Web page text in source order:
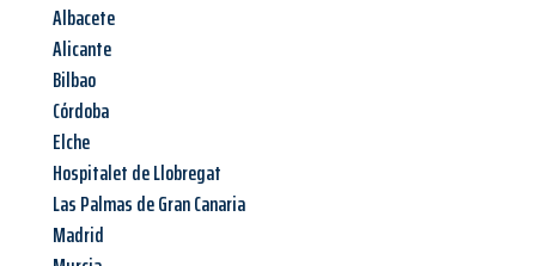
Albacete
Alicante
Bilbao
Córdoba
Elche
Hospitalet de Llobregat
Las Palmas de Gran Canaria
Madrid